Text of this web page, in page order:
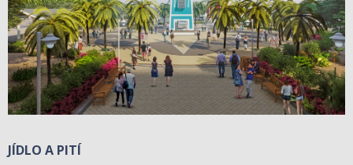
JÍDLO A PITÍ